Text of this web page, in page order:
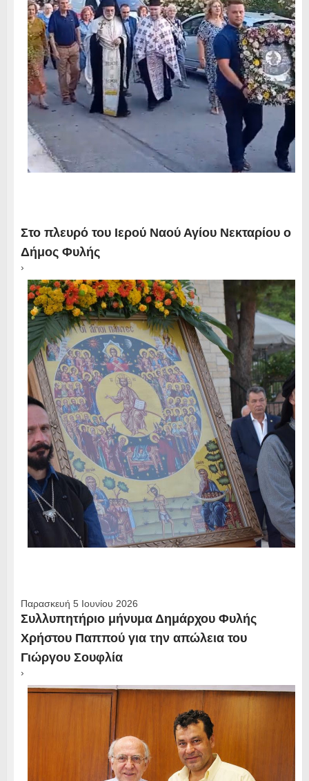
Στο πλευρό του Ιερού Ναού Αγίου Νεκταρίου ο
Δήμος Φυλής
›
Παρασκευή 5 Ιουνίου 2026
Συλλυπητήριο μήνυμα Δημάρχου Φυλής
Χρήστου Παππού για την απώλεια του
Γιώργου Σουφλία
›